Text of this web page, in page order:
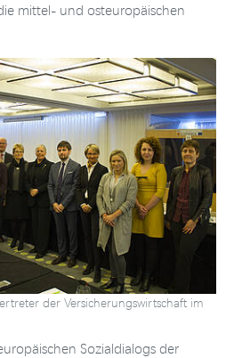
mittel- und osteuropäischen
der Versicherungswirtschaft im
Sozialdialogs der